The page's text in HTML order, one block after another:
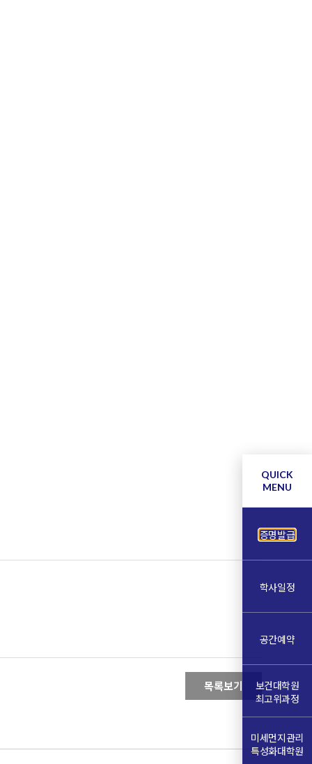
목록보기
QUICK
MENU
증명발급
학사일정
공간예약
보건대학원
최고위과정
미세먼지관리
특성화대학원